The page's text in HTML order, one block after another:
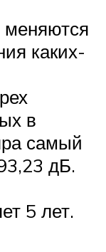
каких-
в
самый
дБ.
5 лет.